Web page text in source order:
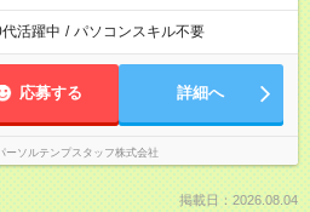
活躍中 / パソコンスキル不要
応募する 詳細へ
ーソルテンプスタッフ株式会社
掲載日：2026.08.04